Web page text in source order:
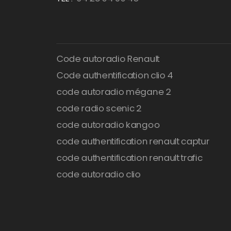
Code autoradio Renault
Code authentification clio 4
code autoradio mégane 2
code radio scenic 2
code autoradio kangoo
code authentification renault captur
code authentification renault trafic
code autoradio clio